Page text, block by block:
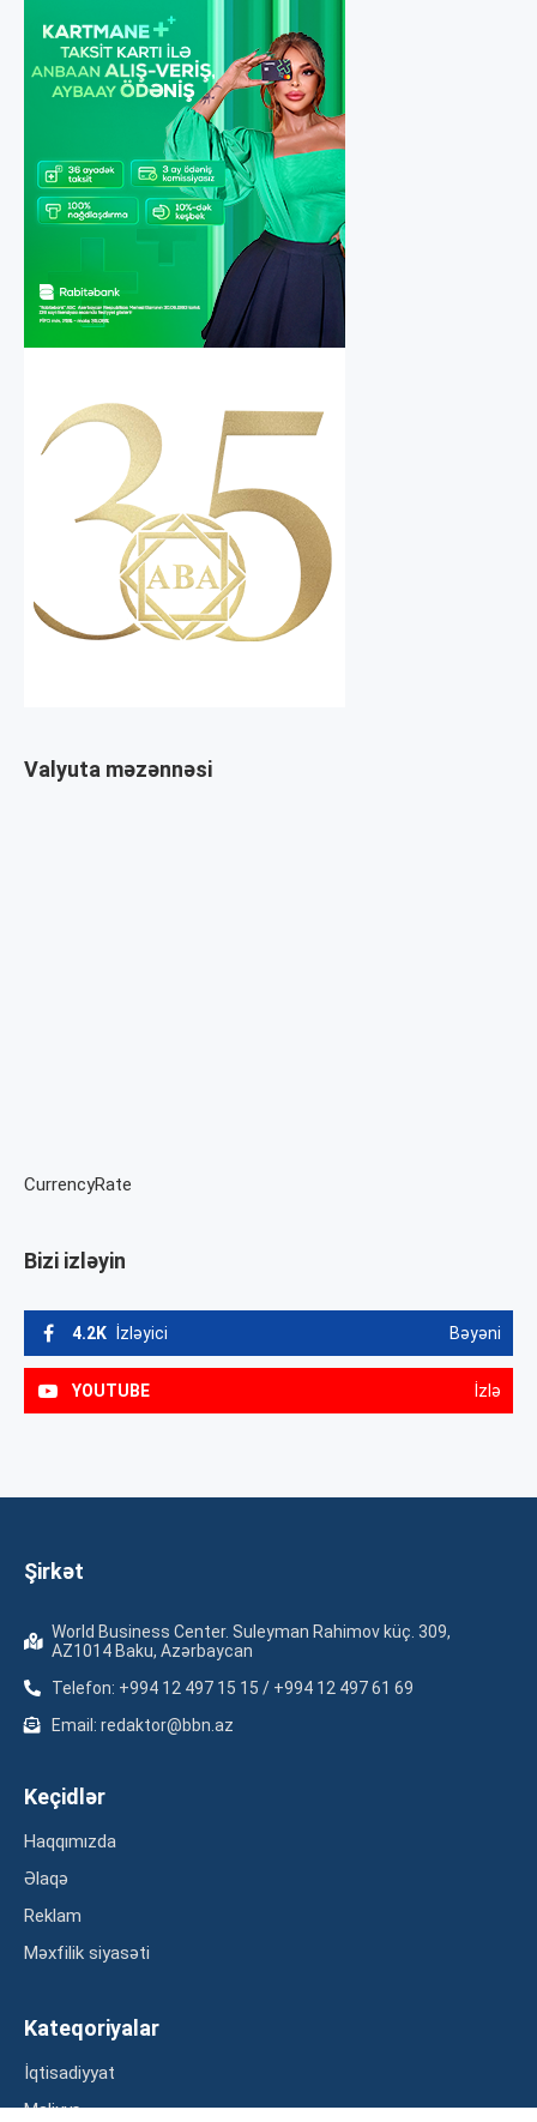
Valyuta məzənnəsi
CurrencyRate
Bizi izləyin
4.2K İzləyici Bəyəni
YOUTUBE İzlə
Şirkət
World Business Center. Suleyman Rahimov küç. 309,
AZ1014 Baku, Azərbaycan
Telefon: +994 12 497 15 15 / +994 12 497 61 69
Email: redaktor@bbn.az
Keçidlər
Haqqımızda
Əlaqə
Reklam
Məxfilik siyasəti
Kateqoriyalar
İqtisadiyyat
Maliyyə